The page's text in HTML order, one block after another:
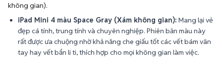
không gian).
iPad Mini 4 màu Space Gray (Xám không gian): Mang lại vẻ
đẹp cá tính, trung tính và chuyên nghiệp. Phiên bản màu này
rất được ưa chuộng nhờ khả năng che giấu tốt các vết bám vân
tay hay vết bẩn li ti, thích hợp cho mọi không gian làm việc.